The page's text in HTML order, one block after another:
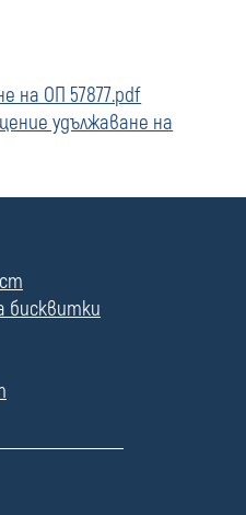
на ОП 57877.pdf
удължаване на
бисквитки